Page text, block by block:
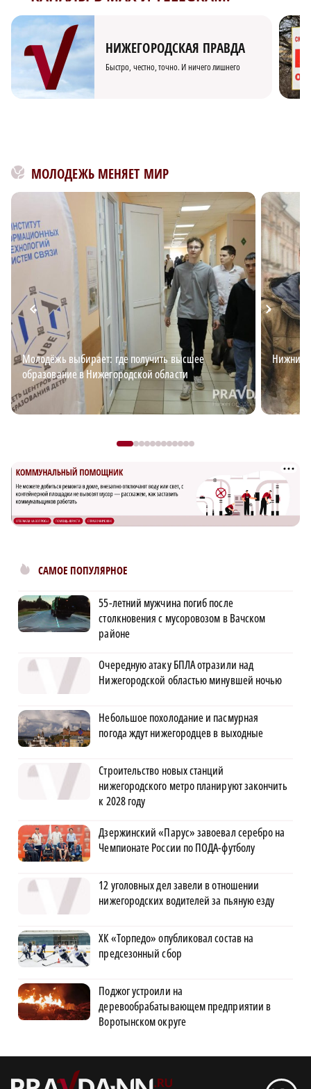
НИЖЕГОРОДСКАЯ ПРАВДА
Быстро, честно, точно. И ничего лишнего
МОЛОДЕЖЬ МЕНЯЕТ МИР
Молодёжь выбирает: где получить высшее
образование в Нижегородской области
Нижний
САМОЕ ПОПУЛЯРНОЕ
55-летний мужчина погиб после
столкновения с мусоровозом в Вачском
районе
Очередную атаку БПЛА отразили над
Нижегородской областью минувшей ночью
Небольшое похолодание и пасмурная
погода ждут нижегородцев в выходные
Строительство новых станций
нижегородского метро планируют закончить
к 2028 году
Дзержинский «Парус» завоевал серебро на
Чемпионате России по ПОДА-футболу
12 уголовных дел завели в отношении
нижегородских водителей за пьяную езду
ХК «Торпедо» опубликовал состав на
предсезонный сбор
Поджог устроили на
деревообрабатывающем предприятии в
Воротынском округе